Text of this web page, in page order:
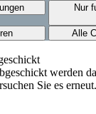
Nur
Alle
werden
Sie es erneut.